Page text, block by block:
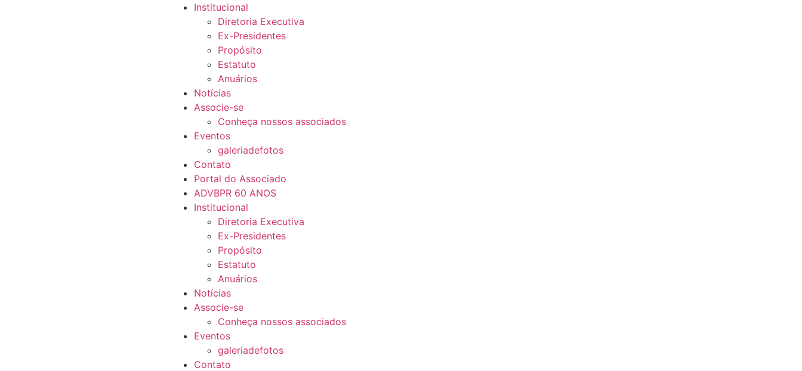
Institucional
Diretoria Executiva
Ex-Presidentes
Propósito
Estatuto
Anuários
Notícias
Associe-se
Conheça nossos associados
Eventos
galeriadefotos
Contato
Portal do Associado
ADVBPR 60 ANOS
Institucional
Diretoria Executiva
Ex-Presidentes
Propósito
Estatuto
Anuários
Notícias
Associe-se
Conheça nossos associados
Eventos
galeriadefotos
Contato